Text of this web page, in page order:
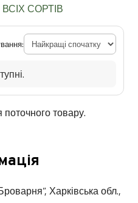
СОРТІВ
товару.
Харківська обл.,